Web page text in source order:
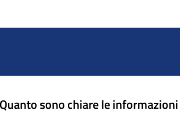
Quanto sono chiare le